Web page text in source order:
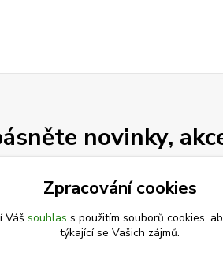
novinky,
sezpracováním osobních údajůza účelem
Zpracování cookies
Váš souhlas s použitím souborů cookies,
týkající se Vašich zájmů.